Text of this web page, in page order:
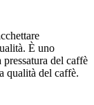
È uno
del caffè
qualità del caffè.